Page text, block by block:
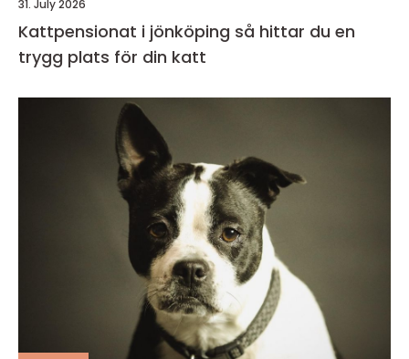
31. July 2026
Kattpensionat i jönköping så hittar du en
trygg plats för din katt